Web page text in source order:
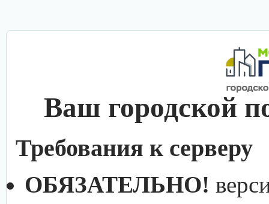
Ваш городской
Требования к серверу
ОБЯЗАТЕЛЬНО!